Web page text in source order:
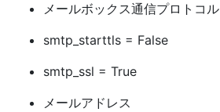
メールボックス通信プロトコル
smtp_starttls = False
smtp_ssl = True
メールアドレス